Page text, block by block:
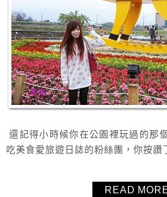
還記得小時候你在公園裡玩過的
吃美食愛旅遊日誌的粉絲團，你按讚
READ